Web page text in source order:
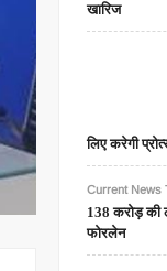
खारिज
लिए करेगी
Current News
138 करोड़ की
फोरलेन